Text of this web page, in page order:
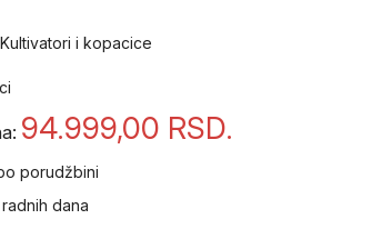
Kultivatori i kopacice
94.999,00 RSD.
porudžbini
dana